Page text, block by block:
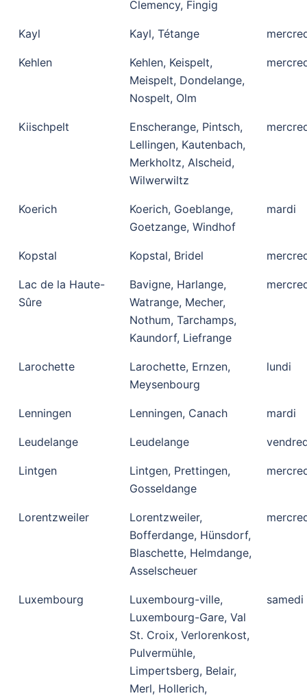
Clemency, Fingig
Kayl Kayl, Tétange
Kehlen
Kehlen, Keispelt,
Meispelt, Dondelange,
Nospelt, Olm
Kiischpelt
Enscherange, Pintsch,
Lellingen, Kautenbach,
Merkholtz, Alscheid,
Wilwerwiltz
Koerich
Koerich, Goeblange,
Goetzange, Windhof
mardi
Kopstal Kopstal, Bridel
Lac de la Haute-
Sûre
Bavigne, Harlange,
Watrange, Mecher,
Nothum, Tarchamps,
Kaundorf, Liefrange
Larochette
Larochette, Ernzen,
Meysenbourg
lundi
Lenningen Lenningen, Canach mardi
Leudelange Leudelange
Lintgen
Lintgen, Prettingen,
Gosseldange
Lorentzweiler
Lorentzweiler,
Bofferdange, Hünsdorf,
Blaschette, Helmdange,
Asselscheuer
Luxembourg
Luxembourg-ville,
Luxembourg-Gare, Val
St. Croix, Verlorenkost,
Pulvermühle,
Limpertsberg, Belair,
Merl, Hollerich,
samedi